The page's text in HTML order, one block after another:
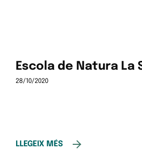
Escola de Natura La
28/10/2020
LLEGEIX MÉS